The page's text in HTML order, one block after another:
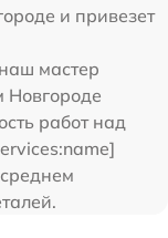
и привезет
мастер
Новгороде
работ над